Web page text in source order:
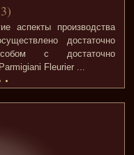
аспекты производства
достаточно
с достаточно
Fleurier ...